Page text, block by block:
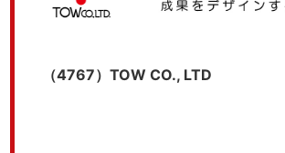
（4767）TOW CO., LTD